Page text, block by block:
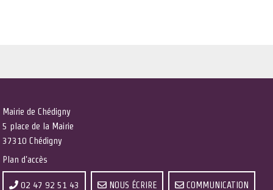
Mairie de Chédigny
5 place de la Mairie
37310 Chédigny
Plan d'accès
02 47 92 51 43 NOUS ÉCRIRE COMMUNICATION